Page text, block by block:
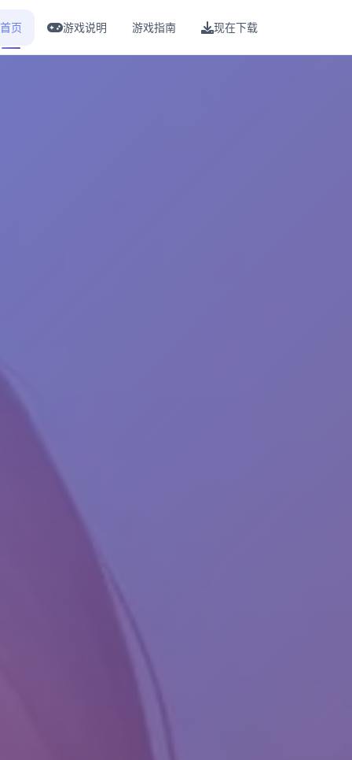
首页 游戏说明 游戏指南 现在下载